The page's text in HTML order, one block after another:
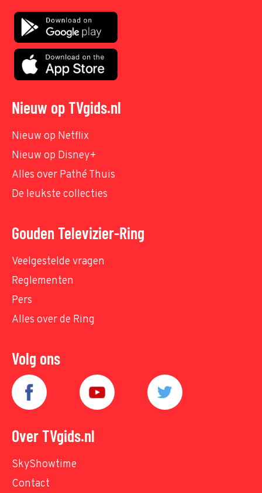
Nieuw op TVgids.nl
Nieuw op Netflix
Nieuw op Disney+
Alles over Pathé Thuis
De leukste collecties
Gouden Televizier-Ring
Veelgestelde vragen
Reglementen
Pers
Alles over de Ring
Volg ons
Over TVgids.nl
SkyShowtime
Contact